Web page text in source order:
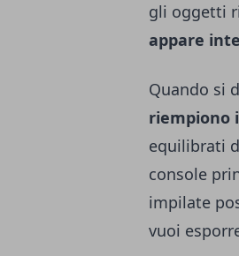
gli oggetti
appare
Quando si
riempiono
equilibrati
console
impilate
vuoi